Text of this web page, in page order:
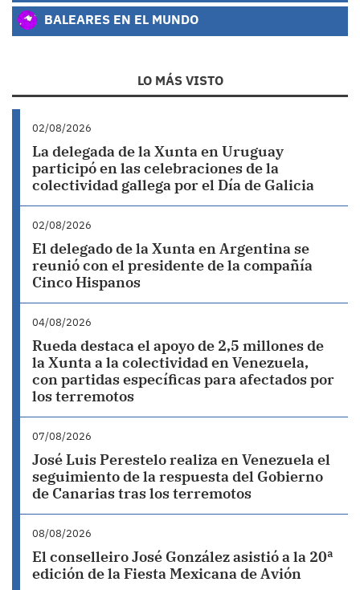
BALEARES EN EL MUNDO
LO MÁS VISTO
02/08/2026
La delegada de la Xunta en Uruguay
participó en las celebraciones de la
colectividad gallega por el Día de Galicia
02/08/2026
El delegado de la Xunta en Argentina se
reunió con el presidente de la compañía
Cinco Hispanos
04/08/2026
Rueda destaca el apoyo de 2,5 millones de
la Xunta a la colectividad en Venezuela,
con partidas específicas para afectados por
los terremotos
07/08/2026
José Luis Perestelo realiza en Venezuela el
seguimiento de la respuesta del Gobierno
de Canarias tras los terremotos
08/08/2026
El conselleiro José González asistió a la 20ª
edición de la Fiesta Mexicana de Avión